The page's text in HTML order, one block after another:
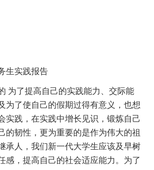
生实践报告
为了提高自己的实践能力、交际能
为了使自己的假期过得有意义，也想
实践，在实践中增长见识，锻炼自己
的韧性，更为重要的是作为伟大的祖
承人，我们新一代大学生应该及早树
感，提高自己的社会适应能力。为了